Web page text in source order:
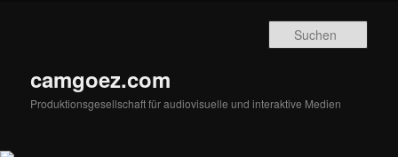
camgoez.com
Produktionsgesellschaft für audiovisuelle und interaktive Medien